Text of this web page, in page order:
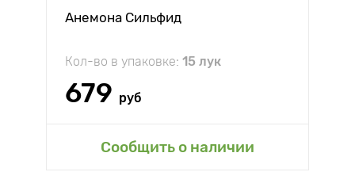
Анемона Сильфид
Кол-во в упаковке: 15 лук
679 руб
Сообщить о наличии